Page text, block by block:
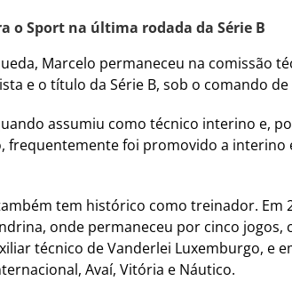
o Sport na última rodada da Série B
Marcelo permaneceu na comissão
e o título da Série B, sob o comando de
assumiu como técnico interino e,
foi promovido a interino
tem histórico como treinador. Em
onde permaneceu por cinco
técnico de Vanderlei Luxemburgo, e
Avaí, Vitória e Náutico.